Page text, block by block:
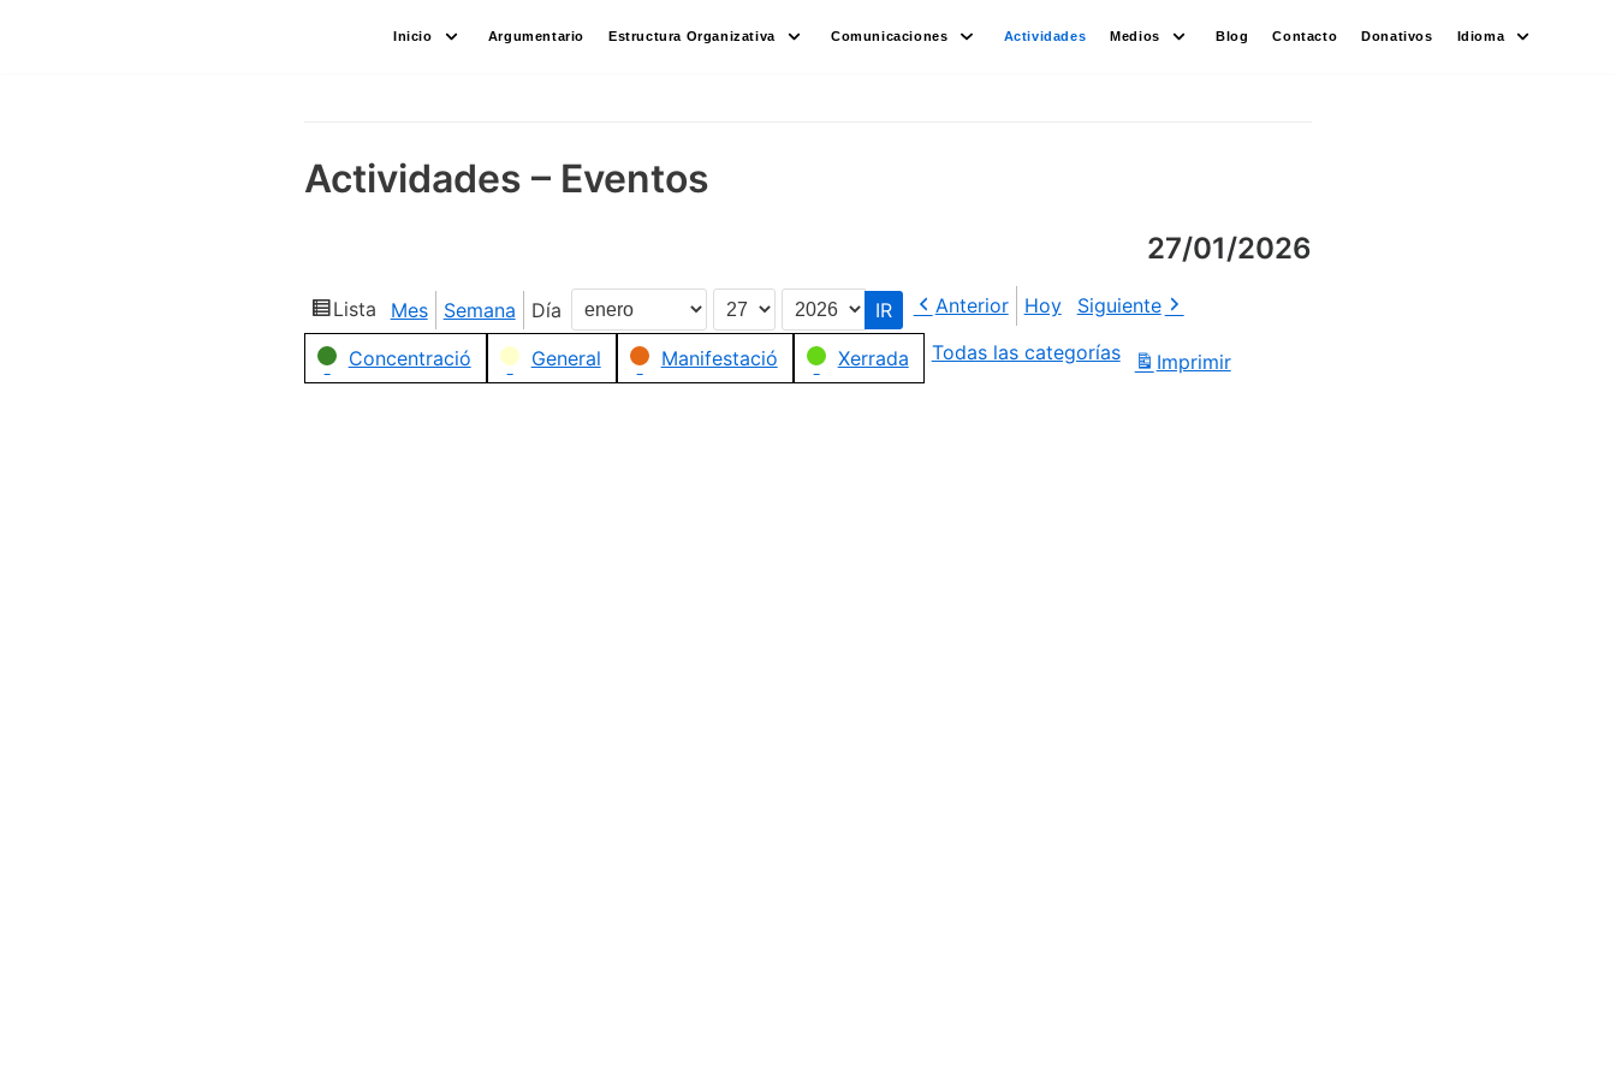
Inicio Argumentario Estructura Organizativa Comunicaciones Actividades Medios Blog Contacto Donativos Idioma
Actividades – Eventos
27/01/2026
Ver
como
Lista Mes Semana Día
Mes
Día
Año
Anterior Hoy
Siguiente
Categorías
Concentració General Manifestació Xerrada Todas las categorías Imprimir